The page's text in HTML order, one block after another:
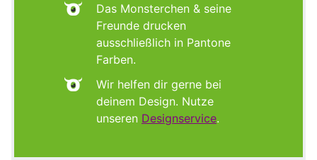
Das Monsterchen & seine
Freunde drucken
ausschließlich in Pantone
Farben.
Wir helfen dir gerne bei
deinem Design. Nutze
unseren Designservice.